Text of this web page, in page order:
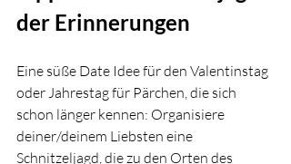
der Erinnerungen
Eine süße Date Idee für den Valentinstag
oder Jahrestag für Pärchen, die sich
schon länger kennen: Organisiere
deiner/deinem Liebsten eine
Schnitzeljagd, die zu den Orten des